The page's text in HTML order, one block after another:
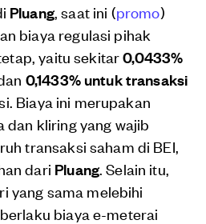
Pluang, saat ini (promo)
biaya regulasi pihak
yaitu sekitar0,0433%
0,1433% untuk transaksi
Biaya ini merupakan
dan kliring yang wajib
transaksi saham di BEI,
dari Pluang. Selain itu,
yang sama melebihi
biaya e-meterai